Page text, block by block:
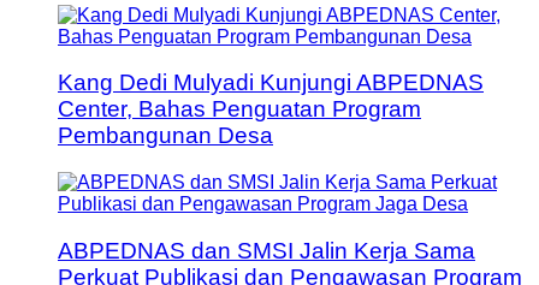
Kang Dedi Mulyadi Kunjungi ABPEDNAS
Center, Bahas Penguatan Program
Pembangunan Desa
ABPEDNAS dan SMSI Jalin Kerja Sama
Perkuat Publikasi dan Pengawasan Program